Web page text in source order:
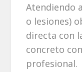
Atendiendo
o lesiones)
directa con
concreto
profesional.